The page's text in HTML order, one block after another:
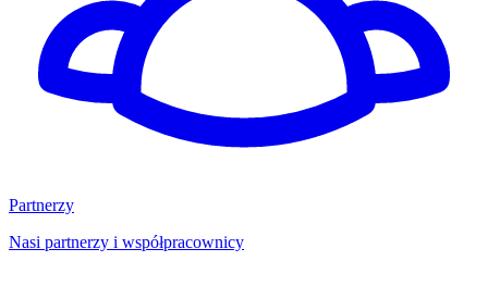
Partnerzy
Nasi partnerzy i współpracownicy